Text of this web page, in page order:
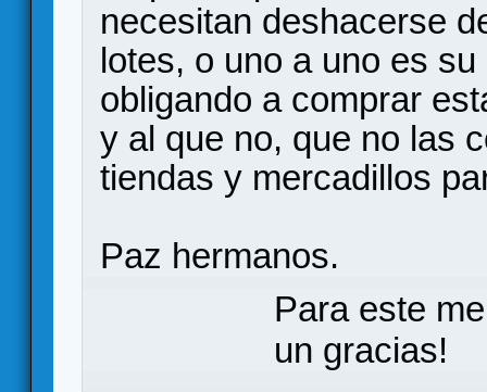
necesitan deshacerse
lotes, o uno a uno es
obligando a comprar
y al que no, que no las
tiendas y mercadillos
Paz hermanos.
Para este
un gracias!